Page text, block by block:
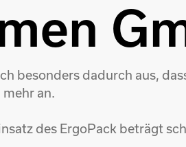
besonders dadurch aus,
an.
des ErgoPack beträgt